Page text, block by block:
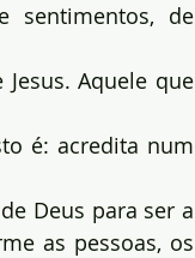
sentimentos, de
Aquele que
é: acredita num
Deus para ser a
as pessoas, os